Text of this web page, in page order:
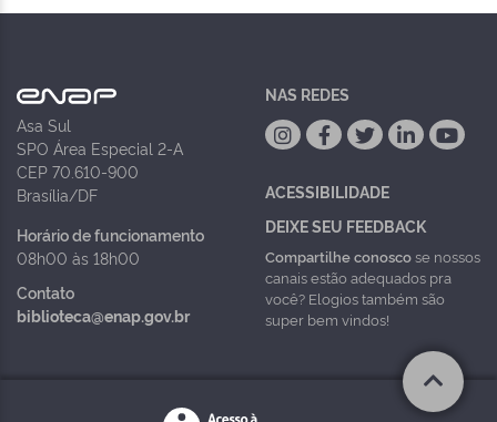
Asa Sul
SPO Área Especial 2-A
CEP 70.610-900
Brasília/DF
Horário de funcionamento
08h00 às 18h00
Contato
biblioteca@enap.gov.br
NAS REDES
ACESSIBILIDADE
DEIXE SEU FEEDBACK
Compartilhe conoscose nossos
canais estão adequados pra
você? Elogios também são
super bem vindos!